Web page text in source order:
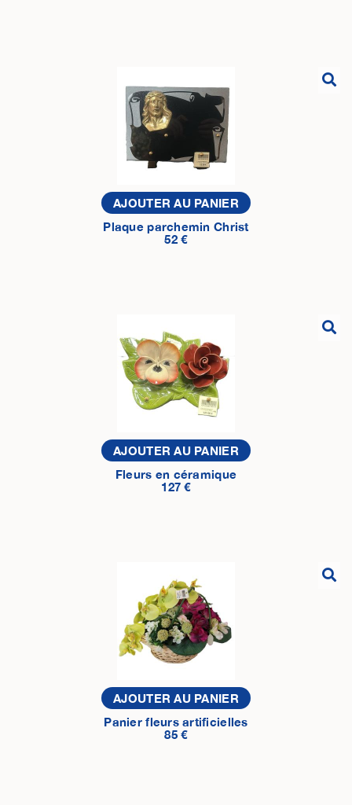
AJOUTER AU PANIER
Plaque parchemin Christ
52 €
AJOUTER AU PANIER
Fleurs en céramique
127 €
AJOUTER AU PANIER
Panier fleurs artificielles
85 €